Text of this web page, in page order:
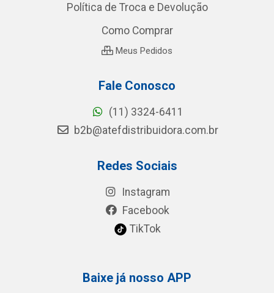
Política de Troca e Devolução
Como Comprar
Meus Pedidos
Fale Conosco
(11) 3324-6411
b2b@atefdistribuidora.com.br
Redes Sociais
Instagram
Facebook
TikTok
Baixe já nosso APP